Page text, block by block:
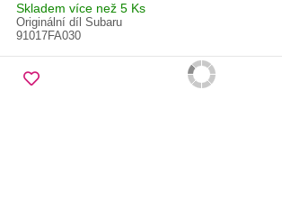
Skladem více než 5 Ks
Originální díl Subaru
91017FA030